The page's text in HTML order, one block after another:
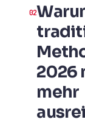
2026
mehr